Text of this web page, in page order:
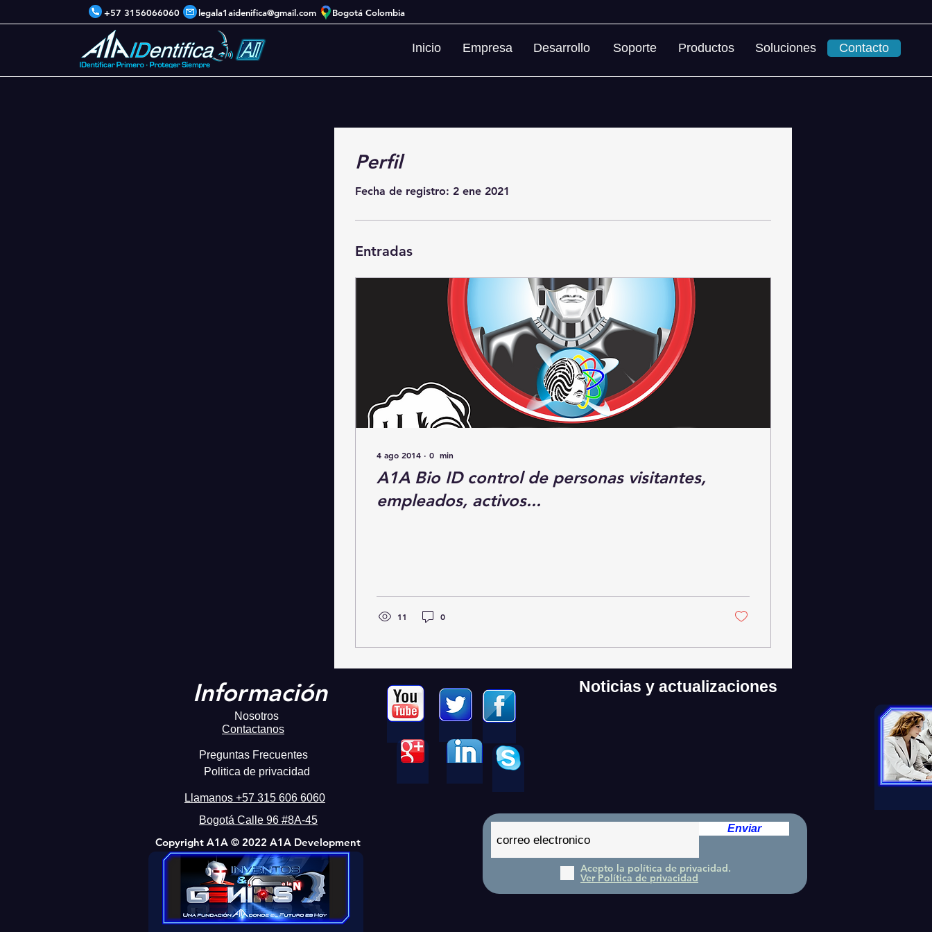
+57 3156066060 legala1aidenifica@gmail.com Bogotá Colombia
Inicio Empresa Desarrollo Soporte Productos Soluciones Contacto
Perfil
Fecha de registro: 2 ene 2021
Entradas
4 ago 2014 ∙ 0 min
A1A Bio ID control de personas visitantes,
empleados, activos...
11 0
Información
Nosotros
Contactanos
Preguntas Frecuentes
Politica de privacidad
Llamanos +57 315 606 6060
Noticias y actualizaciones
Bogotá Calle 96 #8A-45
Copyright A1A © 2022 A1A Development
Enviar
Acepto la política de privacidad.
Ver Política de privacidad